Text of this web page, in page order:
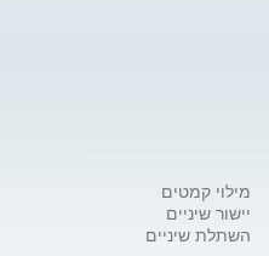
מילוי קמטים
יישור שיניים
השתלת שיניים